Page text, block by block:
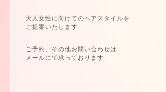
大人女性に向けてのヘアスタイルを
ご提案いたします
ご予約、その他お問い合わせは
メールにて承っております